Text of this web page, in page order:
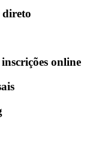
direto
online